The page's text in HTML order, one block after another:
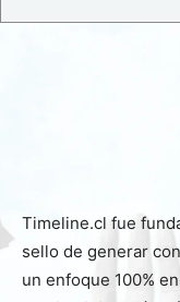
Timeline.cl fue
sello de generar
un enfoque 100%